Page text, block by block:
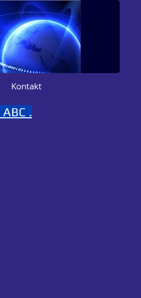
Kontakt
ABC .